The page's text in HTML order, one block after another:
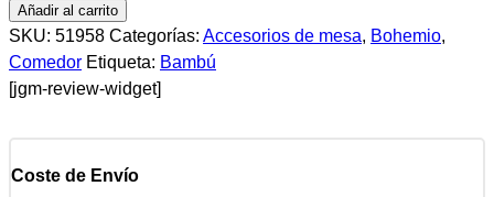
Añadir al carrito
SKU: 51958 Categorías: Accesorios de mesa, Bohemio,
Comedor Etiqueta: Bambú
[jgm-review-widget]
Coste de Envío